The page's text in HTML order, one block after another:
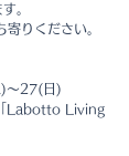
。
りください。
～27(日)
Labotto Living